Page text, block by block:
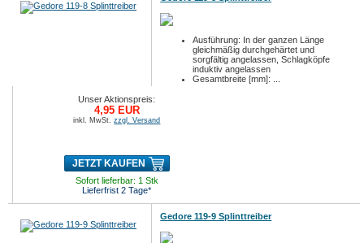
Ausführung: In der ganzen Länge
gleichmäßig durchgehärtet und
sorgfältig angelassen, Schlagköpfe
induktiv angelassen
Gesamtbreite [mm]: ...
Unser Aktionspreis:
4,95 EUR
inkl. MwSt.zzgl. Versand
JETZT KAUFEN
Sofort lieferbar: 1 Stk
Lieferfrist 2 Tage*
Gedore 119-9 Splinttreiber